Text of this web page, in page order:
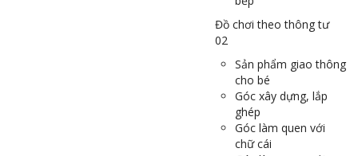
Đồ chơi theo thông tư
02
Sản phẩm giao thông
cho bé
Góc xây dựng, lắp
ghép
Góc làm quen với
chữ cái